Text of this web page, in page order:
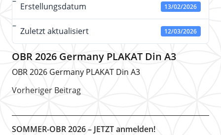
Erstellungsdatum 13/02/2026
Zuletzt aktualisiert 12/03/2026
OBR 2026 Germany PLAKAT Din A3
OBR 2026 Germany PLAKAT Din A3
Vorheriger Beitrag
SOMMER-OBR 2026 – JETZT anmelden!